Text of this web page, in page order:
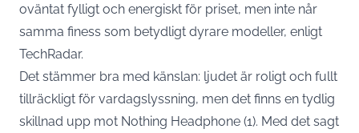
oväntat fylligt och energiskt för priset, men inte når
samma finess som betydligt dyrare modeller, enligt
TechRadar.
Det stämmer bra med känslan: ljudet är roligt och fullt
tillräckligt för vardagslyssning, men det finns en tydlig
skillnad upp mot Nothing Headphone (1). Med det sagt